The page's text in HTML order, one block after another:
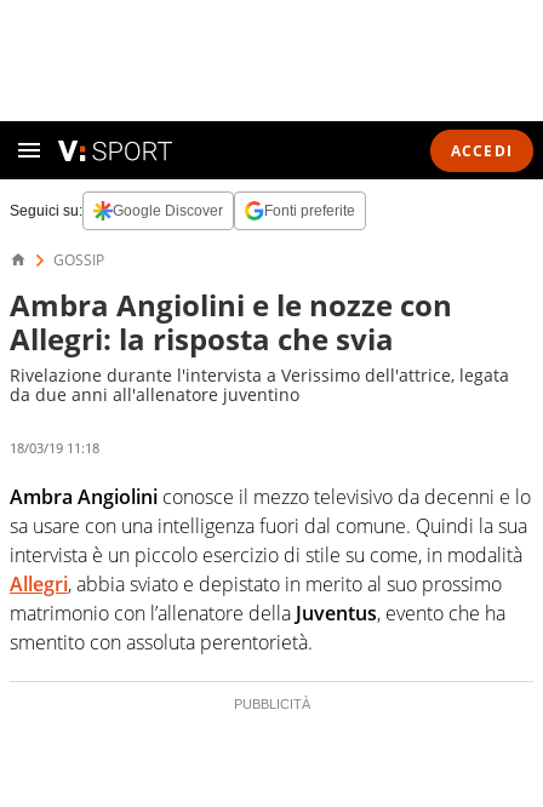
ACCEDI
Seguici su: Google Discover Fonti preferite
GOSSIP
Ambra Angiolini e le nozze con
Allegri: la risposta che svia
Rivelazione durante l'intervista a Verissimo dell'attrice, legata
da due anni all'allenatore juventino
18/03/19 11:18
Ambra Angiolini conosce il mezzo televisivo da decenni e lo
sa usare con una intelligenza fuori dal comune. Quindi la sua
intervista è un piccolo esercizio di stile su come, in modalità
Allegri, abbia sviato e depistato in merito al suo prossimo
matrimonio con l’allenatore della Juventus, evento che ha
smentito con assoluta perentorietà.